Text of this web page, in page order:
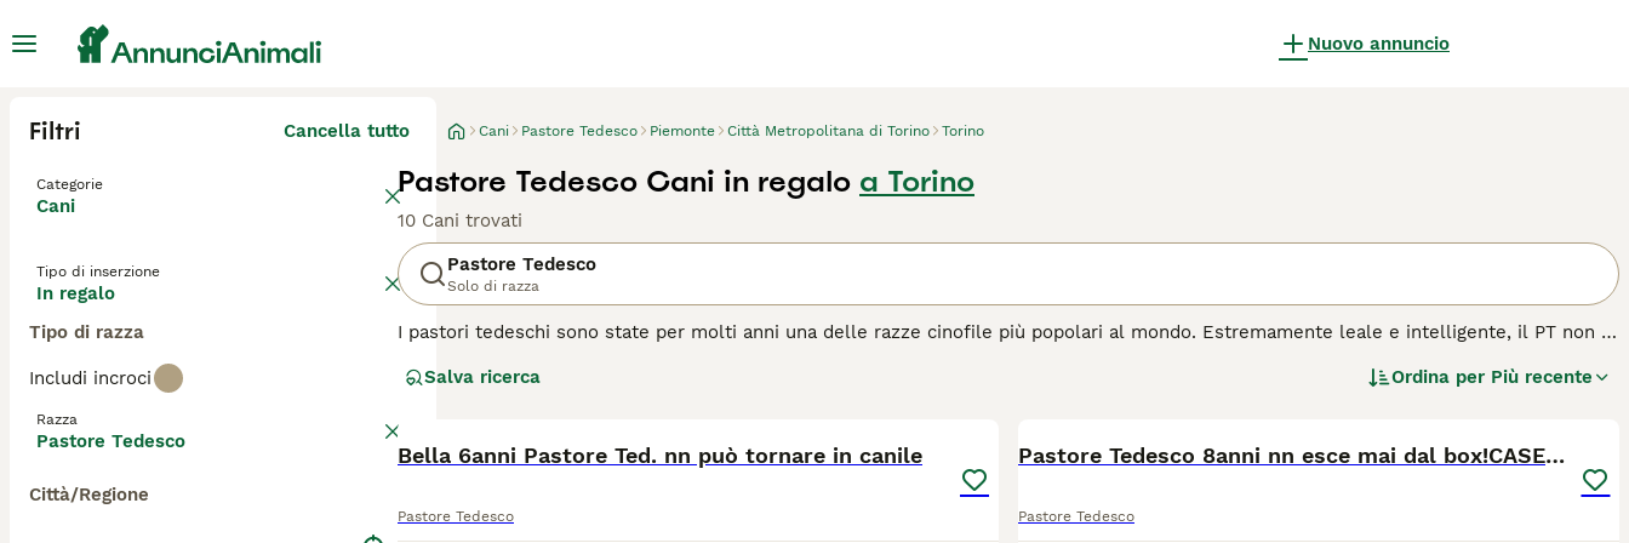
Nuovo annuncio
Filtri Cancella tutto
Categorie
Cani
Tipo di inserzione
In regalo
Tipo di razza
Includi incroci
Razza
Pastore Tedesco
Città/Regione
Cani Pastore Tedesco Piemonte Città Metropolitana di Torino Torino
Pastore Tedesco Cani in regalo a Torino
10 Cani trovati
Pastore Tedesco
Solo di razza
I pastori tedeschi sono state per molti anni una delle razze cinofile più popolari al mondo. Estremamente leale e intelligente, il PT non è
stata utilizzata dalle forze di polizia in molti paesi e ha svolto anche un ruolo importante nell'esercito grazie a doti quali intelligenza,
per informazioni su questa razza di cane.
Salva ricerca Ordina per Più recente
Bella 6anni Pastore Ted. nn può tornare in canile
Pastore Tedesco
Pastore Tedesco 8anni nn esce mai dal box!CASERTA
Pastore Tedesco